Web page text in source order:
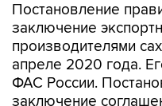
Постановление
заключение
производителями
апреле 2020 года.
ФАС России.
заключение